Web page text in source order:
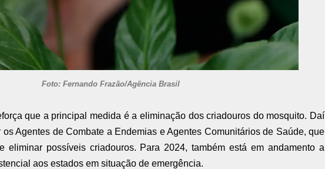
Foto: Fernando Frazão/Agência Brasil
que a principal medida é a eliminação dos criadouros do mosquito. Daí
Agentes de Combate a Endemias e Agentes Comunitários de Saúde, que
eliminar possíveis criadouros. Para 2024, também está em andamento a
aos estados em situação de emergência.